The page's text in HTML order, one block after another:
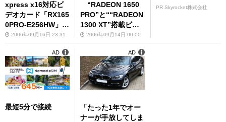
xpress x16対応ビ
デオカード「RX165
0PRO-E256HW」が
玄人志向から
2006年09月16日 23:31
“RADEON 1650
PRO”と““RADEON
1300 XT”搭載ビデ
オカードが登場!
2006年09月14日 00:00
PR Skyrocket株式会社
最短5分で接続
AD
「たった1年でオー
ナーが手放してしま
AD